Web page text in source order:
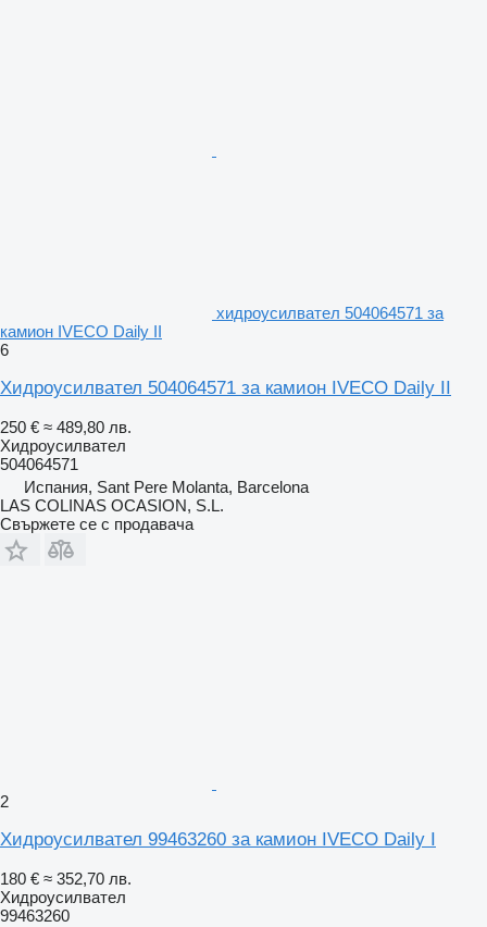
хидроусилвател 504064571 за
камион IVECO Daily II
6
Хидроусилвател 504064571 за камион IVECO Daily II
250 € ≈ 489,80 лв.
Хидроусилвател
504064571
Испания, Sant Pere Molanta, Barcelona
LAS COLINAS OCASION, S.L.
Свържете се с продавача
2
Хидроусилвател 99463260 за камион IVECO Daily I
180 € ≈ 352,70 лв.
Хидроусилвател
99463260